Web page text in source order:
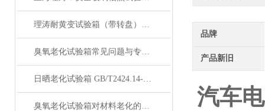
理涛耐黄变试验箱（带转盘）操作规程 检测数据精准 符合测试标准
臭氧老化试验箱常见问题与专业解决方案汇总
日晒老化试验箱 GB/T2424.14-1995 综合气候试验装置 功能介绍
臭氧老化试验箱对材料老化的影响是怎样的？
品牌
产品新旧
汽车